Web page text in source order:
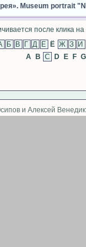
Museum portrait
после клика на
Ё
A
B D E F G
и Алексей